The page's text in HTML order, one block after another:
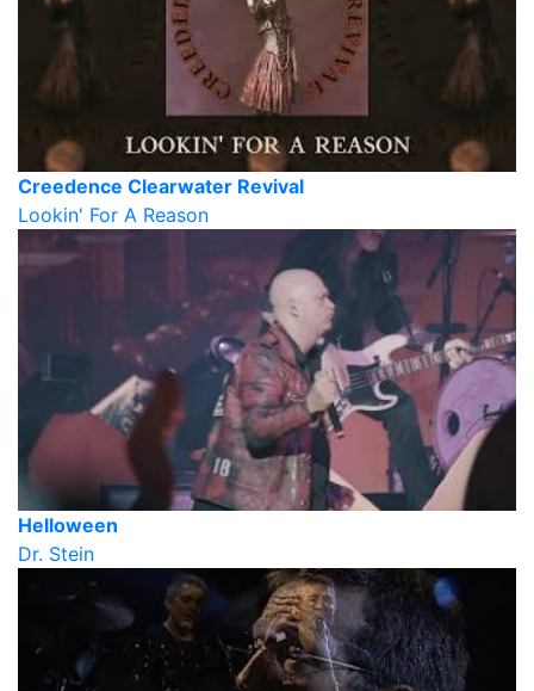
Creedence Clearwater Revival
Lookin' For A Reason
Helloween
Dr. Stein